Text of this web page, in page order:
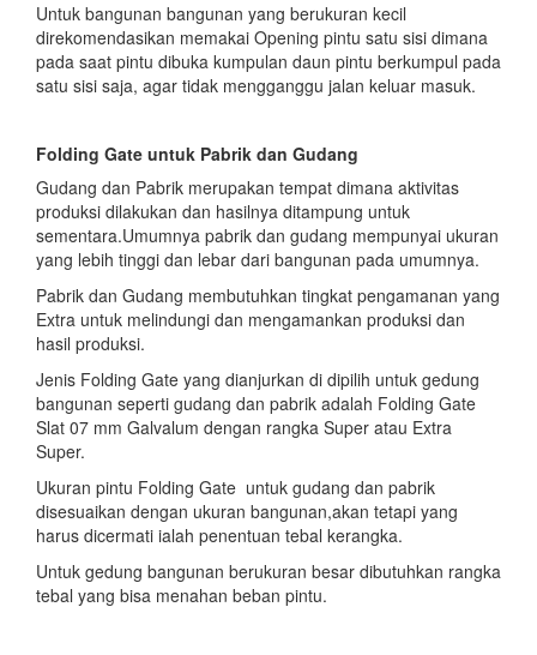
Untuk bangunan bangunan yang berukuran kecil
direkomendasikan memakai Opening pintu satu sisi dimana
pada saat pintu dibuka kumpulan daun pintu berkumpul pada
satu sisi saja, agar tidak mengganggu jalan keluar masuk.
Folding Gate untuk Pabrik dan Gudang
Gudang dan Pabrik merupakan tempat dimana aktivitas
produksi dilakukan dan hasilnya ditampung untuk
sementara.Umumnya pabrik dan gudang mempunyai ukuran
yang lebih tinggi dan lebar dari bangunan pada umumnya.
Pabrik dan Gudang membutuhkan tingkat pengamanan yang
Extra untuk melindungi dan mengamankan produksi dan
hasil produksi.
Jenis Folding Gate yang dianjurkan di dipilih untuk gedung
bangunan seperti gudang dan pabrik adalah Folding Gate
Slat 07 mm Galvalum dengan rangka Super atau Extra
Super.
Ukuran pintu Folding Gate untuk gudang dan pabrik
disesuaikan dengan ukuran bangunan,akan tetapi yang
harus dicermati ialah penentuan tebal kerangka.
Untuk gedung bangunan berukuran besar dibutuhkan rangka
tebal yang bisa menahan beban pintu.